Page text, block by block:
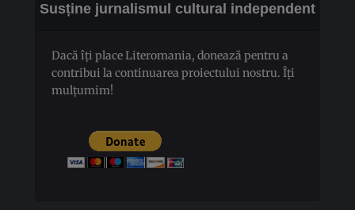
Susține jurnalismul cultural independent
Dacă îți place Literomania, donează pentru a
contribui la continuarea proiectului nostru. Îți
mulțumim!